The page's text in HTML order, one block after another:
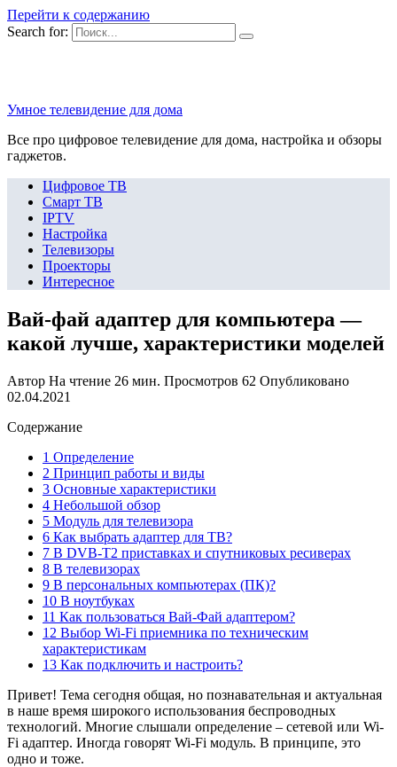
Перейти к содержанию
Search for:
Умное телевидение для дома
Все про цифровое телевидение для дома, настройка и обзоры
гаджетов.
Цифровое ТВ
Смарт ТВ
IPTV
Настройка
Телевизоры
Проекторы
Интересное
Вай-фай адаптер для компьютера —
какой лучше, характеристики моделей
Автор На чтение 26 мин. Просмотров 62 Опубликовано
02.04.2021
Содержание
1 Определение
2 Принцип работы и виды
3 Основные характеристики
4 Небольшой обзор
5 Модуль для телевизора
6 Как выбрать адаптер для ТВ?
7 В DVB-T2 приставках и спутниковых ресиверах
8 В телевизорах
9 В персональных компьютерах (ПК)?
10 В ноутбуках
11 Как пользоваться Вай-Фай адаптером?
12 Выбор Wi-Fi приемника по техническим
характеристикам
13 Как подключить и настроить?
Привет! Тема сегодня общая, но познавательная и актуальная
в наше время широкого использования беспроводных
технологий. Многие слышали определение – сетевой или Wi-
Fi адаптер. Иногда говорят Wi-Fi модуль. В принципе, это
одно и тоже.